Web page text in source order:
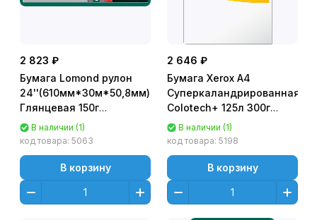
2 823 ₽
Бумага Lomond рулон
24''(610мм*30м*50,8мм)
Глянцевая 150г
(односторонняя)
[1204031]
В наличии (1)
код товара: 5063
В корзину
2 646 ₽
Бумага Xerox A4
Суперкаландрированная
Colotech+ 125л 300г
универс. [003R97983]
грузиться кратно 6
В наличии (1)
код товара: 5198
В корзину